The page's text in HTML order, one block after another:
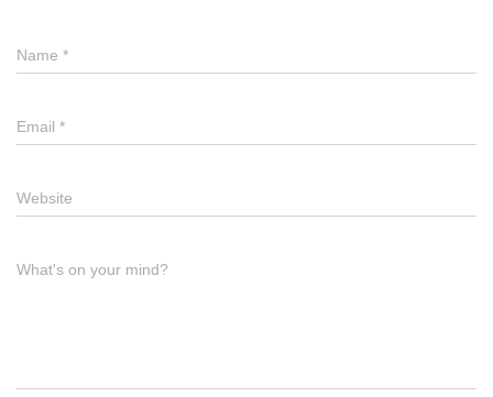
Name *
Email *
Website
What's on your mind?